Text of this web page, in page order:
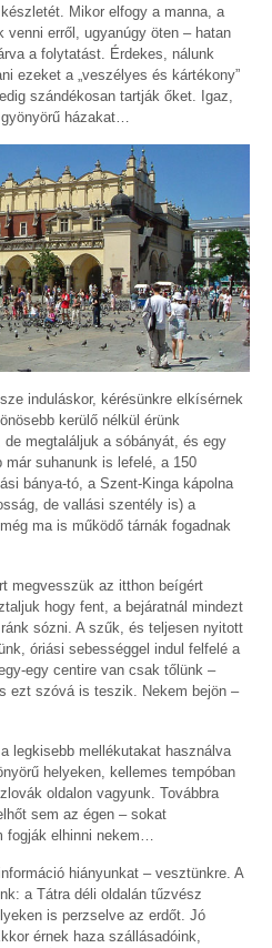
Mikor elfogy a manna, a
venni erről, ugyanúgy öten – hatan
a folytatást. Érdekes, nálunk
ezeket a „veszélyes és kártékony”
szándékosan tartják őket. Igaz,
házakat…
induláskor, kérésünkre elkísérnek
kerülő nélkül érünk
megtaláljuk a sóbányát, és egy
már suhanunk is lefelé, a 150
bánya-tó, a Szent-Kinga kápolna
de vallási szentély is) a
ma is működő tárnák fogadnak
megvesszük az itthon beígért
hogy fent, a bejáratnál mindezt
sózni. A szűk, és teljesen nyitott
óriási sebességgel indul felfelé a
egy centire van csak tőlünk –
ezt szóvá is teszik. Nekem bejön –
legkisebb mellékutakat használva
helyeken, kellemes tempóban
oldalon vagyunk. Továbbra
sem az égen – sokat
elhinni nekem…
hiányunkat – vesztünkre. A
a Tátra déli oldalán tűzvész
is perzselve az erdőt. Jó
érnek haza szállásadóink,